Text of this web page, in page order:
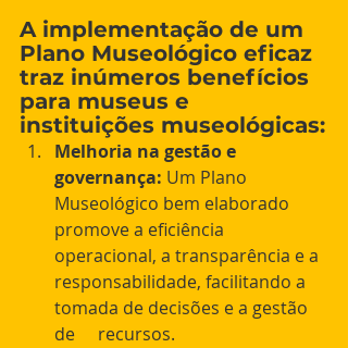
A implementação de um
Plano Museológico eficaz
traz inúmeros benefícios
para museus e
instituições museológicas:
Melhoria na gestão e
governança: Um Plano
Museológico bem elaborado
promove a eficiência
operacional, a transparência e a
responsabilidade, facilitando a
tomada de decisões e a gestão
de 	recursos.